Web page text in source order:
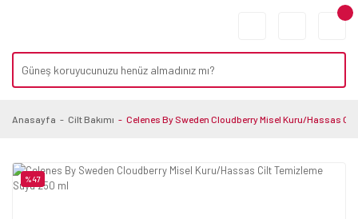
Anasayfa Cilt Bakımı Celenes By Sweden Cloudberry Misel Kuru/Hassas
%47